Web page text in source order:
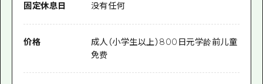
固定休息日 没有任何
价格
成人（小学生以上）800日元学龄前儿童
免费